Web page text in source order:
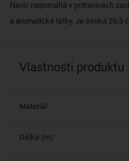
Navíc napomáhá v potravinách
a aromatické látky. Je široká 29,5
Vlastnosti produktu
Materiál:
Délka (m):